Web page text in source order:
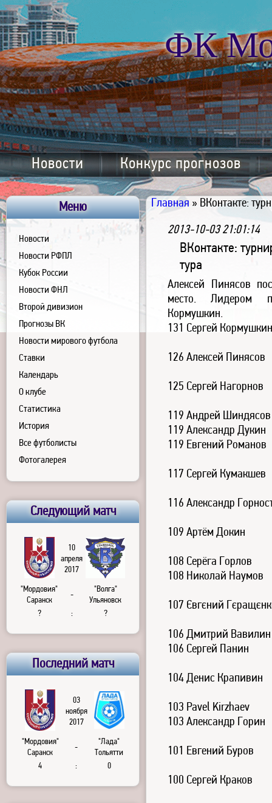
ФК
Новости Конкурс прогнозов
Главная » ВКонтакте:
2013-10-03 21:01:14
ВКонтакте:
тура
Алексей Пинясов
место. Лидером
Кормушкин.
131 Сергей Кормушкин
126 Алексей Пинясов
125 Сергей Нагорнов
119 Андрей Шиндясов
119 Александр Дукин
119 Евгений Романов
117 Сергей Кумакшев
116 Александр
109 Артём Докин
108 Серёга Горлов
108 Николай Наумов
107 Євгєний
106 Дмитрий Вавилин
106 Сергей Панин
104 Денис Крапивин
103 Pavel Kirzhaev
103 Александр Горин
101 Евгений Буров
100 Сергей Краков
Меню
Новости
Новости РФПЛ
Кубок России
Новости ФНЛ
Второй дивизион
Прогнозы ВК
Новости мирового футбола
Ставки
Календарь
О клубе
Статистика
История
Все футболисты
Фотогалерея
Следующий матч
10
апреля
2017
"Мордовия"
Саранск
-
"Волга"
Ульяновск
?
: ?
Последний матч
03
ноября
2017
"Мордовия"
Саранск
-
"Лада"
Тольятти
4
: 0